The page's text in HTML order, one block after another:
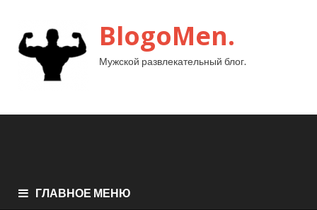
BlogoMen.
Мужской развлекательный блог.
ГЛАВНОЕ МЕНЮ